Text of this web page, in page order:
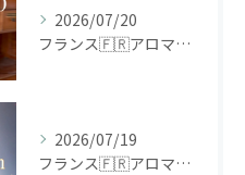
2026/07/20
フランス🇫🇷アロマ研修ツアー𝗱𝗮𝘆𝟮
2026/07/19
フランス🇫🇷アロマ研修ツアー𝗱𝗮𝘆𝟭